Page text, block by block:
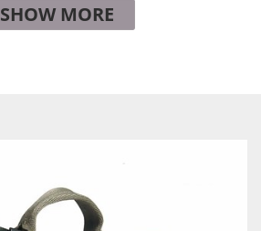
SHOW MORE